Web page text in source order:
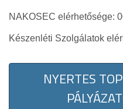
NAKOSEC elérhetősége:
Készenléti Szolgálatok
NYERTES